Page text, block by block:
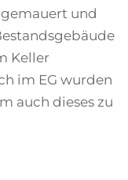
und
Keller
im EG wurden
auch dieses zu